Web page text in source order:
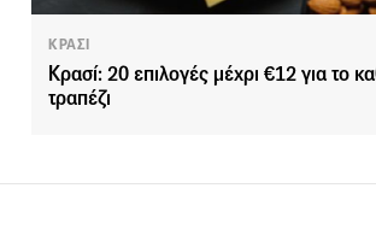
ΚΡΑΣΙ
Κρασί: 20 επιλογές μέχρι €12 για το
τραπέζι